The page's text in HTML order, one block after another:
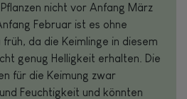
nicht vor Anfang März
Februar ist es ohne
früh, da die Keimlinge in diesem
genug Helligkeit erhalten. Die
für die Keimung zwar
Feuchtigkeit und könnten